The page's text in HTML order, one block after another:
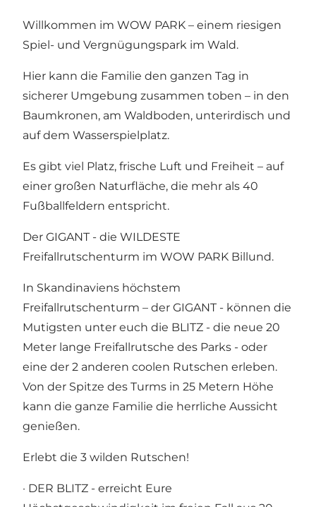
Willkommen im WOW PARK – einem riesigen
Spiel- und Vergnügungspark im Wald.
Hier kann die Familie den ganzen Tag in
sicherer Umgebung zusammen toben – in den
Baumkronen, am Waldboden, unterirdisch und
auf dem Wasserspielplatz.
Es gibt viel Platz, frische Luft und Freiheit – auf
einer großen Naturfläche, die mehr als 40
Fußballfeldern entspricht.
Der GIGANT - die WILDESTE
Freifallrutschenturm im WOW PARK Billund.
In Skandinaviens höchstem
Freifallrutschenturm – der GIGANT - können die
Mutigsten unter euch die BLITZ - die neue 20
Meter lange Freifallrutsche des Parks - oder
eine der 2 anderen coolen Rutschen erleben.
Von der Spitze des Turms in 25 Metern Höhe
kann die ganze Familie die herrliche Aussicht
genießen.
Erlebt die 3 wilden Rutschen!
· DER BLITZ - erreicht Eure